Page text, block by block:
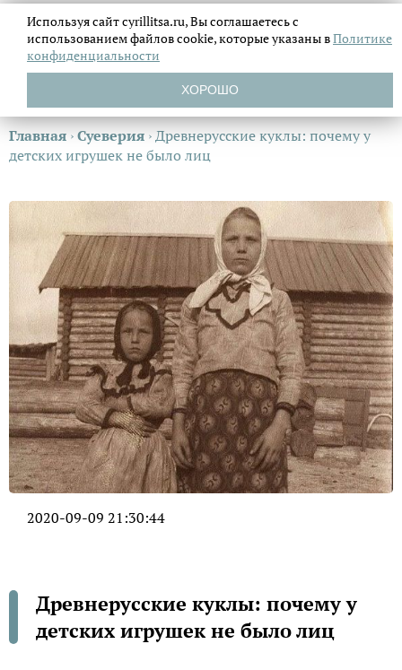
Главная ›Суеверия ›Древнерусские куклы: почему у
детских игрушек не было лиц
2020-09-09 21:30:44
Древнерусские куклы: почему у
детских игрушек не было лиц
Используя сайт cyrillitsa.ru, Вы соглашаетесь с
использованием файловcookie, которые указаны вПолитике
конфиденциальности
ХОРОШО